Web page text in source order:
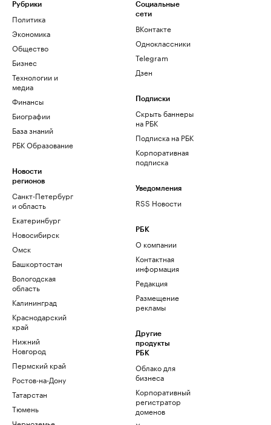
Рубрики
Политика
Экономика
Общество
Бизнес
Технологии и
медиа
Финансы
Биографии
База знаний
РБК Образование
Новости
регионов
Санкт-Петербург
и область
Екатеринбург
Новосибирск
Омск
Башкортостан
Вологодская
область
Калининград
Краснодарский
край
Нижний
Новгород
Пермский край
Ростов-на-Дону
Татарстан
Тюмень
Социальные
сети
ВКонтакте
Одноклассники
Telegram
Дзен
Подписки
Скрыть баннеры
на РБК
Подписка на РБК
Корпоративная
подписка
Уведомления
RSS Новости
РБК
О компании
Контактная
информация
Редакция
Размещение
рекламы
Другие
продукты
РБК
Облако для
бизнеса
Корпоративный
регистратор
доменов